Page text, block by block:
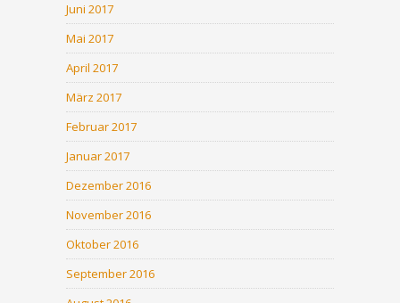
Juni 2017
Mai 2017
April 2017
März 2017
Februar 2017
Januar 2017
Dezember 2016
November 2016
Oktober 2016
September 2016